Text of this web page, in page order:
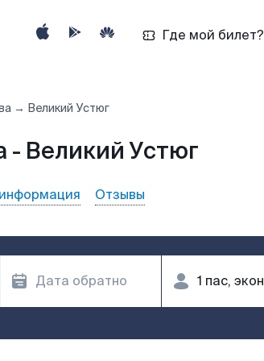
Где мой билет?
→ Великий Устюг
- Великий Устюг
Отзывы